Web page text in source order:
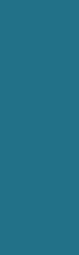
que
ser
graves
graves
reconstruir a
que
de o povo já
autoritários
privadas. É
por falta de
da
atividades.
para o